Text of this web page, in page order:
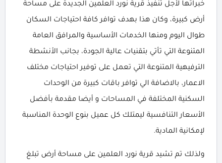
خبراتها لأجل تنفيذ قرية نورد العلمين الجديدة على مساحة
أرض كبيرة، وكان هذا بهدف توافر كافة احتياجات السكان
طوال اليوم ومنها الخدمات الأساسية والمرافق العامة
المتنوعة التي تأتي بتقنيات عالية الجودة، بجانب الأنشطة
الترفيهية المتنوعة التي تعمل على توفير احتياجات مختلف
الاعمار، بالاضافة الي توافر باقات كبيرة من الوحدات
السكنية المختلفة في المساحات و أيضا مقدمة بأفضل
الأسعار التنافسية ليمتلك كل عميل بنوع الوحدة المناسبة
لإمكانية المادية.
ولذلك تم تشيد قرية نورد العلمين على مساحة أرض تبلغ